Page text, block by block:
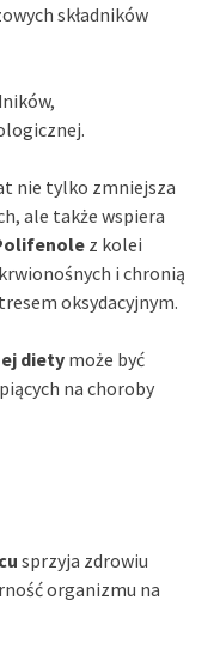
składników
nie tylko zmniejsza
ale także wspiera
z kolei
i chronią
oksydacyjnym.
diety może być
na choroby
sprzyja zdrowiu
organizmu na